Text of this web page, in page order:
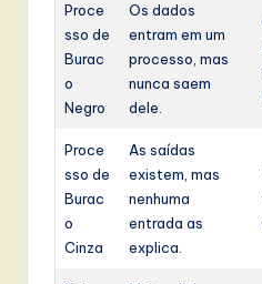
Proce
sso de
Burac
o
Negro
Os dados
entram em um
processo, mas
nunca saem
dele.
Proce
sso de
Burac
o
Cinza
As saídas
existem, mas
nenhuma
entrada as
explica.